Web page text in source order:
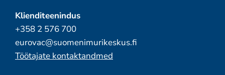
Klienditeenindus
+358 2 576 700
eurovac@suomenimurikeskus.fi
Töötajate kontaktandmed